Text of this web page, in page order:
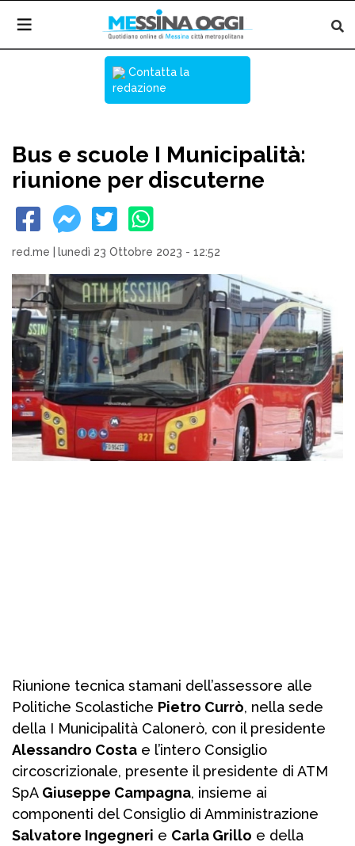
Contatta la
redazione
Bus e scuole I Municipalità:
riunione per discuterne
red.me lunedì 23 Ottobre 2023 - 12:52
Riunione tecnica stamani dell’assessore alle
Politiche Scolastiche Pietro Currò, nella sede
della I Municipalità Calonerò, con il presidente
Alessandro Costa e l’intero Consiglio
circoscrizionale, presente il presidente di ATM
SpA Giuseppe Campagna, insieme ai
componenti del Consiglio di Amministrazione
Salvatore Ingegneri e Carla Grillo e della